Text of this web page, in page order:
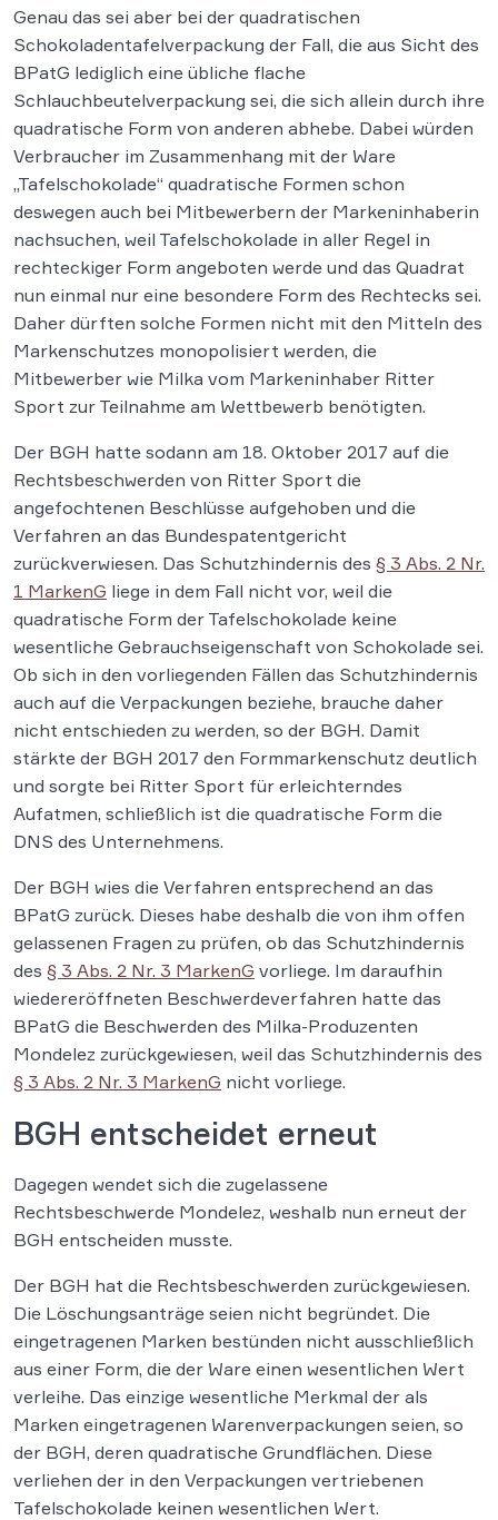
Genau das sei aber bei der quadratischen
Schokoladentafelverpackung der Fall, die aus Sicht des
BPatG lediglich eine übliche flache
Schlauchbeutelverpackung sei, die sich allein durch ihre
quadratische Form von anderen abhebe. Dabei würden
Verbraucher im Zusammenhang mit der Ware
„Tafelschokolade“ quadratische Formen schon
deswegen auch bei Mitbewerbern der Markeninhaberin
nachsuchen, weil Tafelschokolade in aller Regel in
rechteckiger Form angeboten werde und das Quadrat
nun einmal nur eine besondere Form des Rechtecks sei.
Daher dürften solche Formen nicht mit den Mitteln des
Markenschutzes monopolisiert werden, die
Mitbewerber wie Milka vom Markeninhaber Ritter
Sport zur Teilnahme am Wettbewerb benötigten.
Der BGH hatte sodann am 18. Oktober 2017 auf die
Rechtsbeschwerden von Ritter Sport die
angefochtenen Beschlüsse aufgehoben und die
Verfahren an das Bundespatentgericht
zurückverwiesen. Das Schutzhindernis des § 3 Abs. 2 Nr.
1 MarkenG liege in dem Fall nicht vor, weil die
quadratische Form der Tafelschokolade keine
wesentliche Gebrauchseigenschaft von Schokolade sei.
Ob sich in den vorliegenden Fällen das Schutzhindernis
auch auf die Verpackungen beziehe, brauche daher
nicht entschieden zu werden, so der BGH. Damit
stärkte der BGH 2017 den Formmarkenschutz deutlich
und sorgte bei Ritter Sport für erleichterndes
Aufatmen, schließlich ist die quadratische Form die
DNS des Unternehmens.
Der BGH wies die Verfahren entsprechend an das
BPatG zurück. Dieses habe deshalb die von ihm offen
gelassenen Fragen zu prüfen, ob das Schutzhindernis
des § 3 Abs. 2 Nr. 3 MarkenG vorliege. Im daraufhin
wiedereröffneten Beschwerdeverfahren hatte das
BPatG die Beschwerden des Milka-Produzenten
Mondelez zurückgewiesen, weil das Schutzhindernis des
§ 3 Abs. 2 Nr. 3 MarkenG nicht vorliege.
BGH entscheidet erneut
Dagegen wendet sich die zugelassene
Rechtsbeschwerde Mondelez, weshalb nun erneut der
BGH entscheiden musste.
Der BGH hat die Rechtsbeschwerden zurückgewiesen.
Die Löschungsanträge seien nicht begründet. Die
eingetragenen Marken bestünden nicht ausschließlich
aus einer Form, die der Ware einen wesentlichen Wert
verleihe. Das einzige wesentliche Merkmal der als
Marken eingetragenen Warenverpackungen seien, so
der BGH, deren quadratische Grundflächen. Diese
verliehen der in den Verpackungen vertriebenen
Tafelschokolade keinen wesentlichen Wert.